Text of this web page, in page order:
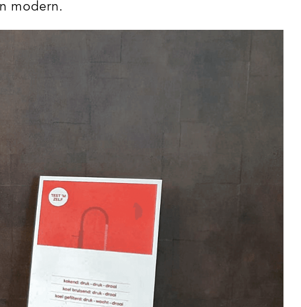
modern.